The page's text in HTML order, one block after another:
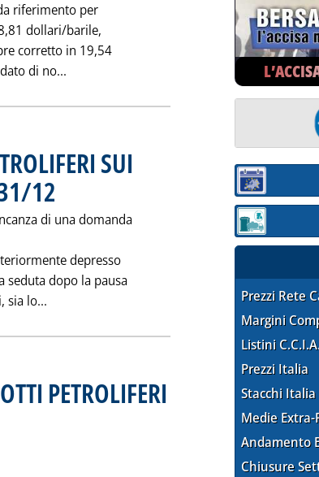
riferimento per
dollari/barile,
corretto in 19,54
di no... Leggi tutta la notizia: 'A 18,81 $/B IL
SUI
12 . Pubblicata mercoledì 31 dicembre 1997 alle 0.0.
di una domanda
depresso
seduta dopo la pausa
sia lo... Leggi tutta la notizia: 'ANDAMENTO DEI
PETROLIFERI
Sezione:
Sezione:
Prezzi Rete
Margini
Listini
Prezzi Italia
Stacchi Italia
Medie Extra-
Andamento
Chiusure